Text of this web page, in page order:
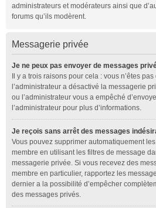
administrateurs et modérateurs ainsi que
forums qu’ils modèrent.
Messagerie privée
Je ne peux pas envoyer de messages
Il y a trois raisons pour cela : vous n’êtes
l’administrateur a désactivé la messagerie
ou l’administrateur vous a empêché
l’administrateur pour plus d’informations.
Je reçois sans arrêt des messages
Vous pouvez supprimer automatiquement
membre en utilisant les filtres de message
messagerie privée. Si vous recevez des
membre en particulier, rapportez les
dernier a la possibilité d’empêcher
des messages privés.